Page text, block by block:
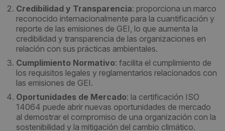
Credibilidad y Transparencia: proporciona un marco
reconocido internacionalmente para la cuantificación y
reporte de las emisiones de GEI, lo que aumenta la
credibilidad y transparencia de las organizaciones en
relación con sus prácticas ambientales.
Cumplimiento Normativo: facilita el cumplimiento de
los requisitos legales y reglamentarios relacionados con
las emisiones de GEI.
Oportunidades de Mercado: la certificación ISO
14064 puede abrir nuevas oportunidades de mercado
al demostrar el compromiso de una organización con la
sostenibilidad y la mitigación del cambio climático.